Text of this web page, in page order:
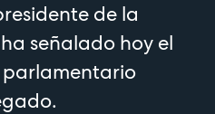
de la
señalado hoy el